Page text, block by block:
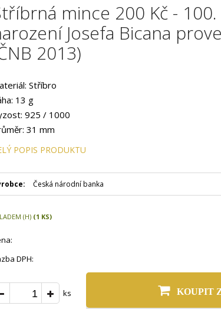
mince 200 Kč -
Josefa Bicana
2013)
Stříbro
13 g
925 / 1000
31 mm
PROOF
Mgr. Petr Horák
emise: září 2013
Ano
hodnota 200 Kč
Česká národní banka
POPIS PRODUKTU
Česká národní banka
(H) (1 KS)
DPH:
ks KOUPIT